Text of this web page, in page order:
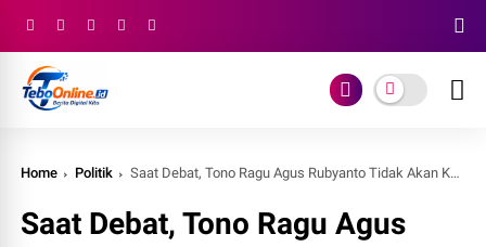
Home Politik Saat Debat, Tono Ragu Agus Rubyanto Tidak Akan KKN Terhadap Saudaranya Jika Terpilih
Saat Debat, Tono Ragu Agus